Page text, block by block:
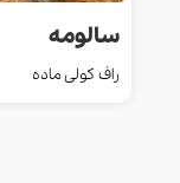
سالومه
راف کولی ماده